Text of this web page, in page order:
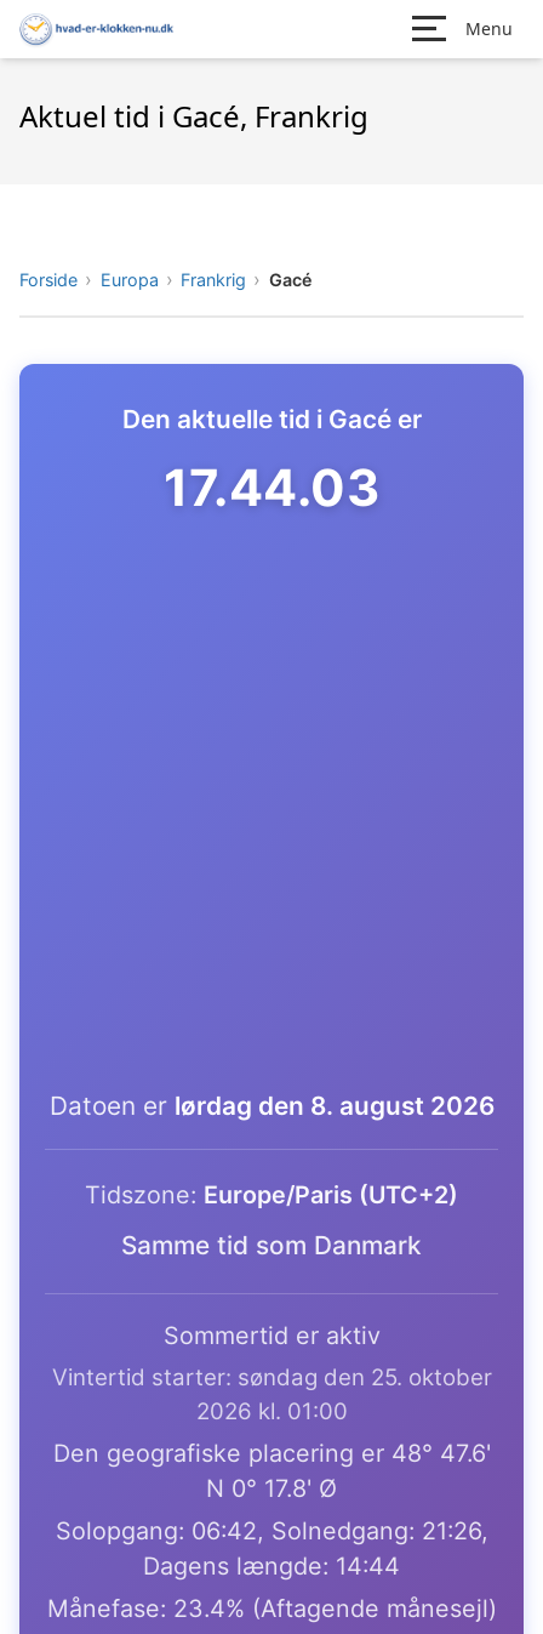
Menu
Aktuel tid i Gacé, Frankrig
Forside Europa Frankrig Gacé
Den aktuelle tid i Gacé er
17.44.04
Datoen er lørdag den 8. august 2026
Tidszone: Europe/Paris (UTC+2)
Samme tid som Danmark
Sommertid er aktiv
Vintertid starter: søndag den 25. oktober
2026 kl. 01:00
Den geografiske placering er 48° 47.6'
N 0° 17.8' Ø
Solopgang: 06:42, Solnedgang: 21:26,
Dagens længde: 14:44
Månefase: 23.4% (Aftagende månesejl)